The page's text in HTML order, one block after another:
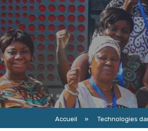
Accueil » Technologies